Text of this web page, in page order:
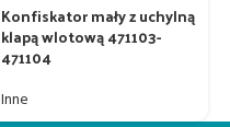
Konfiskator mały z uchylną
klapą wlotową 471103-
471104
Inne